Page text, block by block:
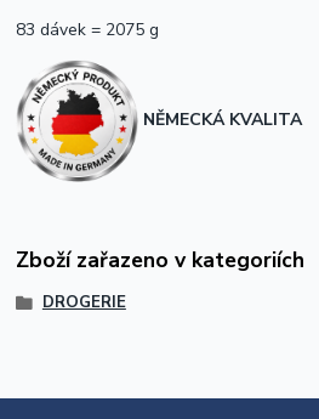
83 dávek = 2075 g
NĚMECKÁ KVALITA
Zboží zařazeno v kategoriích
DROGERIE